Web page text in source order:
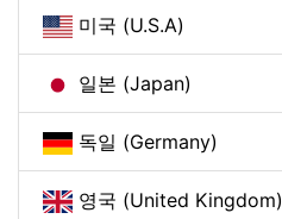
미국 (U.S.A)
일본 (Japan)
독일 (Germany)
영국 (United Kingdom)